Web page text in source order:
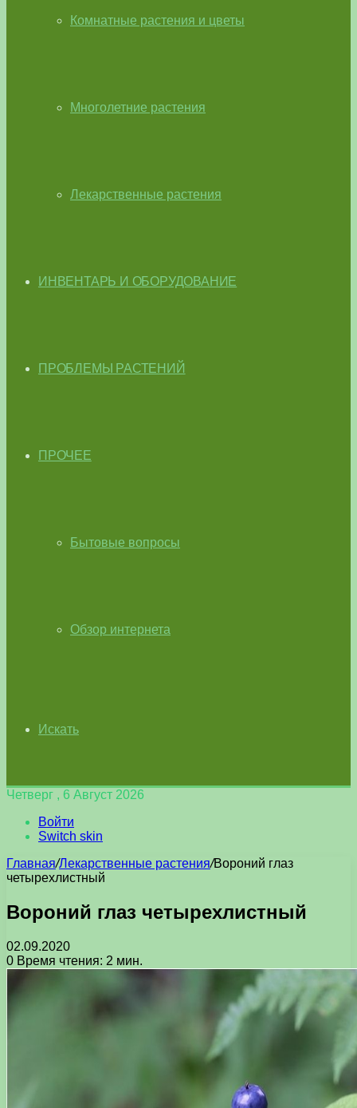
Комнатные растения и цветы
Многолетние растения
Лекарственные растения
ИНВЕНТАРЬ И ОБОРУДОВАНИЕ
ПРОБЛЕМЫ РАСТЕНИЙ
ПРОЧЕЕ
Бытовые вопросы
Обзор интернета
Искать
Четверг , 6 Август 2026
Войти
Switch skin
Главная/Лекарственные растения/Вороний глаз
четырехлистный
Вороний глаз четырехлистный
02.09.2020
0 Время чтения: 2 мин.